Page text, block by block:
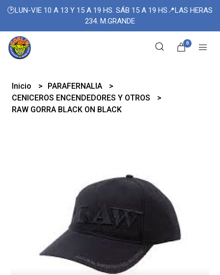
🕑LUN-VIE 10 A 13 Y 15 A 19 HS. SÁB 15 A 19 HS📍LAS HERAS
234. M.GRANDE
0
Inicio
PARAFERNALIA
CENICEROS ENCENDEDORES Y OTROS
RAW GORRA BLACK ON BLACK